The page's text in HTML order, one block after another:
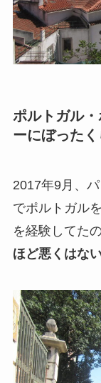
ポルトガル
ーにぼった
2017年9月、
でポルトガル
を経験してたの
ほど悪くはな